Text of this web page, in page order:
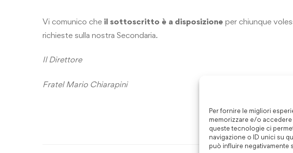
Per fornire le migliori
memorizzare e/o
queste tecnologie ci
navigazione o ID unici su
può influire negativamente
Vi comunico che il sottoscritto è a disposizione per chiunque
richieste sulla nostra Secondaria.
Il Direttore
Fratel Mario Chiarapini